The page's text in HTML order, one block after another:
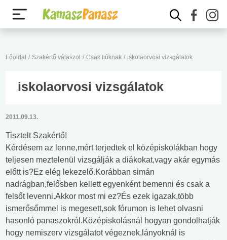
Főoldal / Szakértő válaszol / Csak fiúknak / iskolaorvosi vizsgálatok
iskolaorvosi vizsgálatok
2011.09.13.
Tisztelt Szakértő!
Kérdésem az lenne,mért terjedtek el középiskolákban hogy
teljesen meztelenül vizsgálják a diákokat,vagy akár egymás
előtt is?Ez elég lekezelő.Korábban simán
nadrágban,felősben kellett egyenként bemenni és csak a
felsőt levenni.Akkor most mi ez?És ezek igazak,több
ismerősőmmel is megesett,sok fórumon is lehet olvasni
hasonló panaszokról.Középiskolásnál hogyan gondolhatják
hogy nemiszerv vizsgálatot végeznek,lányoknál is